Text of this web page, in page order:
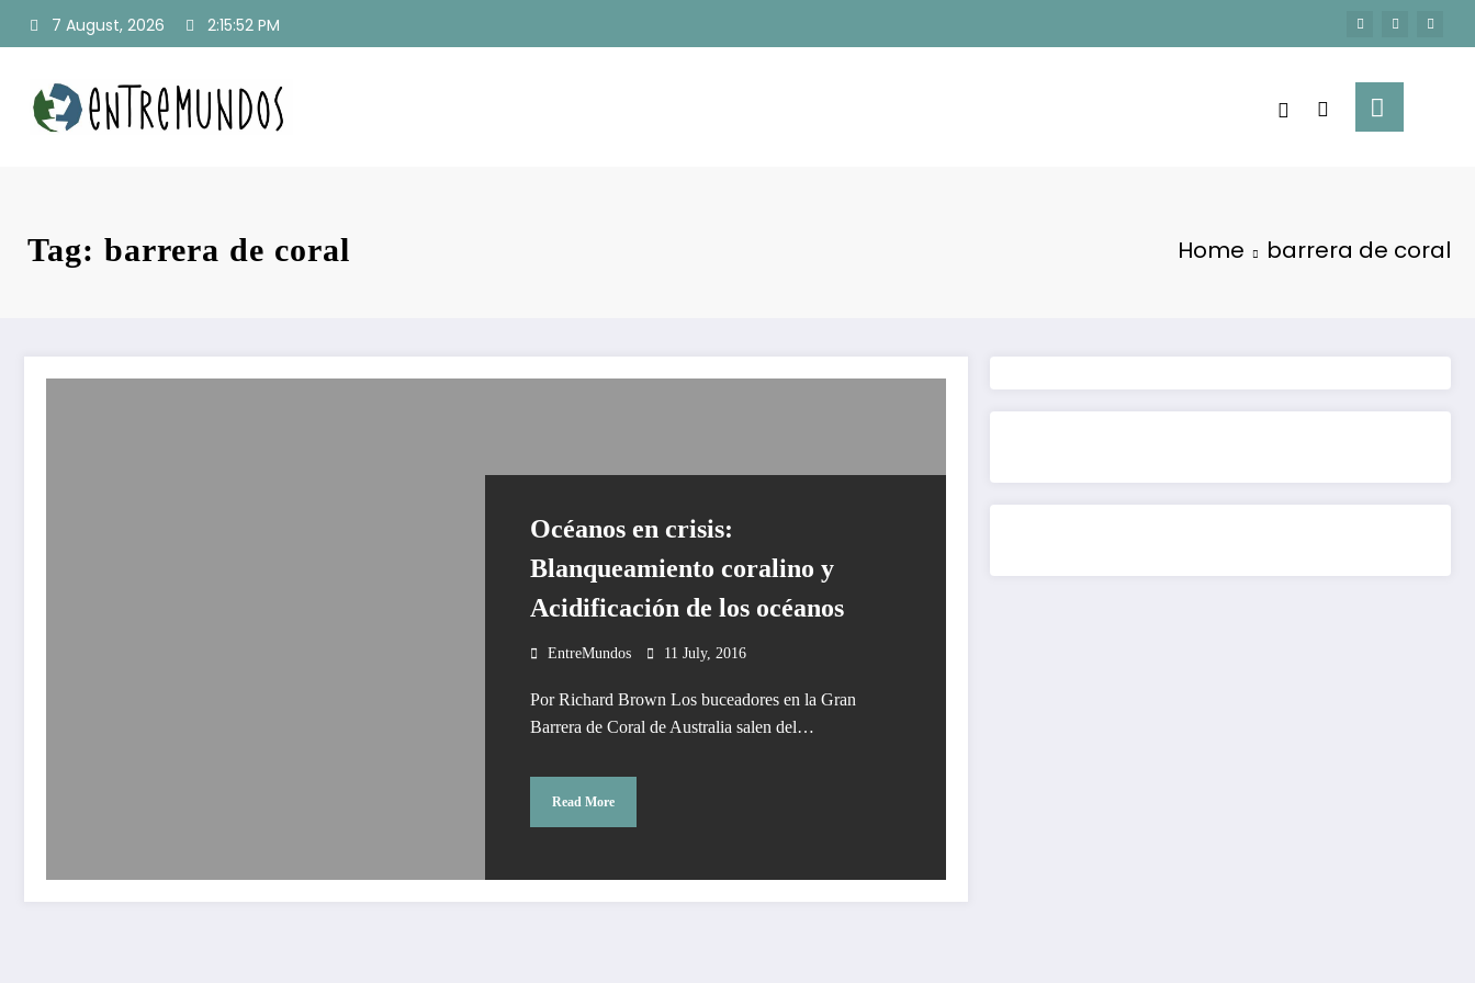
7 August, 2026 2:15:52 PM
Tag: barrera de coral Home barrera de coral
Océanos en crisis:
Blanqueamiento coralino y
Acidificación de los océanos
EntreMundos 11 July, 2016
Por Richard Brown Los buceadores en la Gran
Barrera de Coral de Australia salen del…
Read More